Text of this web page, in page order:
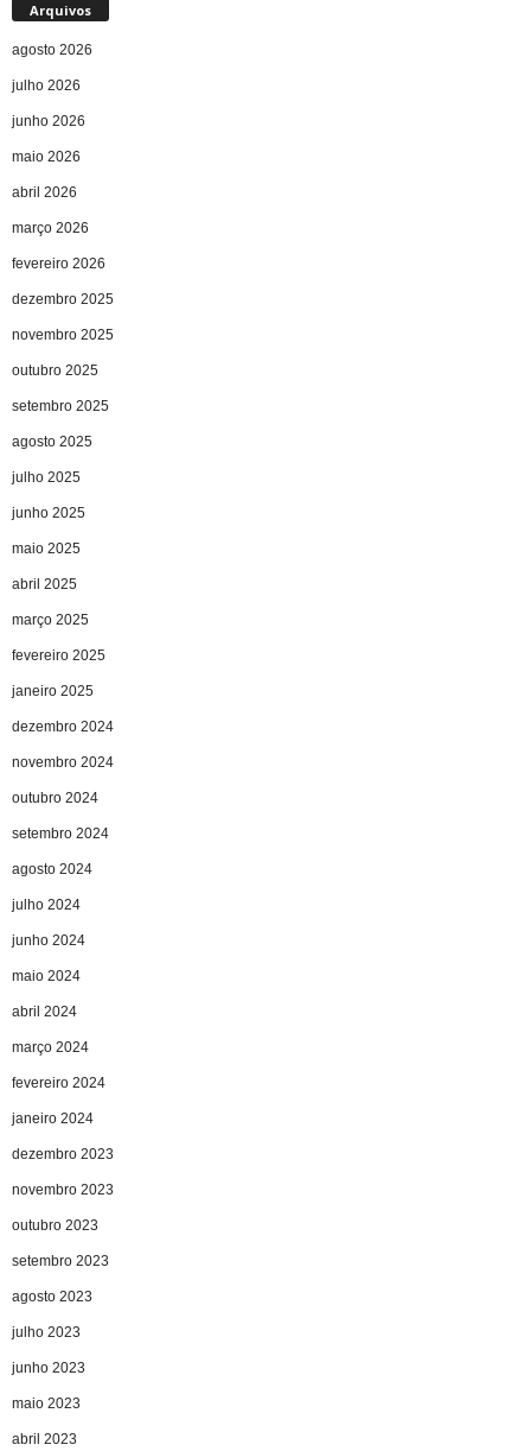
Arquivos
agosto 2026
julho 2026
junho 2026
maio 2026
abril 2026
março 2026
fevereiro 2026
dezembro 2025
novembro 2025
outubro 2025
setembro 2025
agosto 2025
julho 2025
junho 2025
maio 2025
abril 2025
março 2025
fevereiro 2025
janeiro 2025
dezembro 2024
novembro 2024
outubro 2024
setembro 2024
agosto 2024
julho 2024
junho 2024
maio 2024
abril 2024
março 2024
fevereiro 2024
janeiro 2024
dezembro 2023
novembro 2023
outubro 2023
setembro 2023
agosto 2023
julho 2023
junho 2023
maio 2023
abril 2023